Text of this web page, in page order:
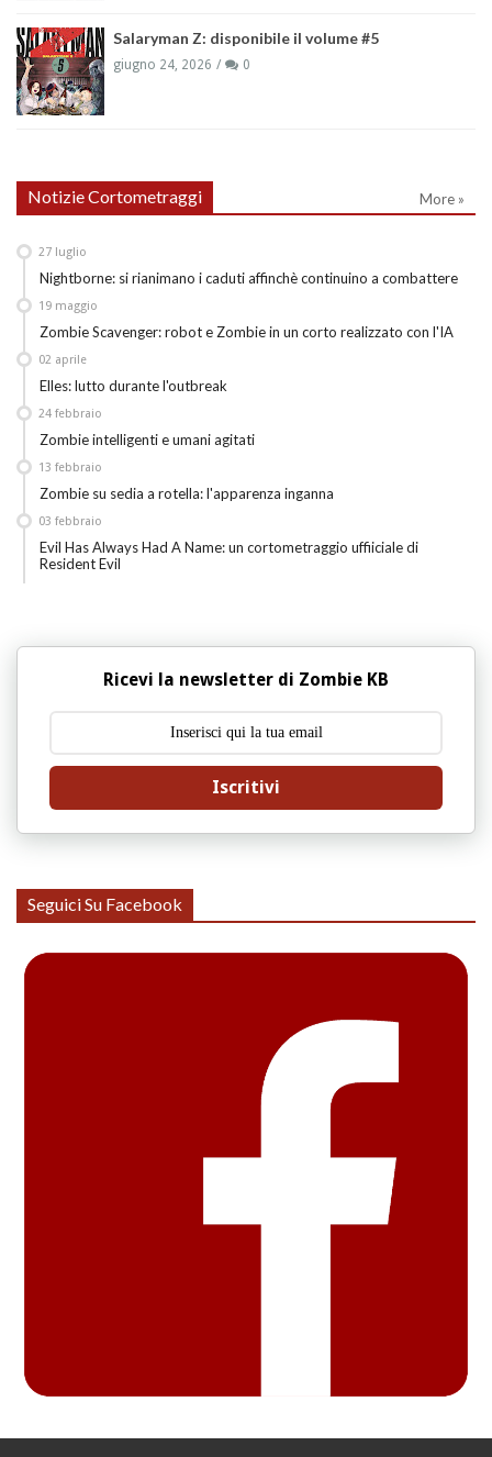
Salaryman Z: disponibile il volume #5
giugno 24, 2026 0
Notizie Cortometraggi More »
Nightborne: si rianimano i caduti affinchè continuino a combattere
27 luglio
Zombie Scavenger: robot e Zombie in un corto realizzato con l'IA
19 maggio
Elles: lutto durante l'outbreak
02 aprile
Zombie intelligenti e umani agitati
24 febbraio
Zombie su sedia a rotella: l'apparenza inganna
13 febbraio
Evil Has Always Had A Name: un cortometraggio uffiiciale di
Resident Evil
03 febbraio
Ricevi la newsletter di Zombie KB
Iscritivi
Seguici Su Facebook